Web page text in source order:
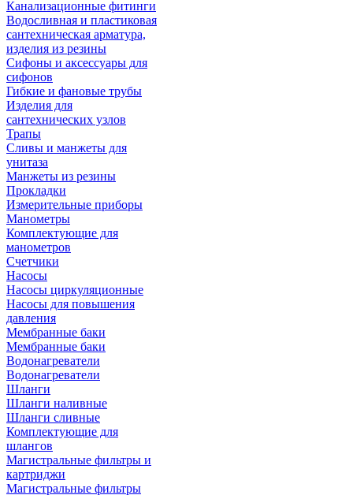
Канализационные фитинги
Водосливная и пластиковая
сантехническая арматура,
изделия из резины
Сифоны и аксессуары для
сифонов
Гибкие и фановые трубы
Изделия для
сантехнических узлов
Трапы
Сливы и манжеты для
унитаза
Манжеты из резины
Прокладки
Измерительные приборы
Манометры
Комплектующие для
манометров
Счетчики
Насосы
Насосы циркуляционные
Насосы для повышения
давления
Мембранные баки
Мембранные баки
Водонагреватели
Водонагреватели
Шланги
Шланги наливные
Шланги сливные
Комплектующие для
шлангов
Магистральные фильтры и
картриджи
Магистральные фильтры